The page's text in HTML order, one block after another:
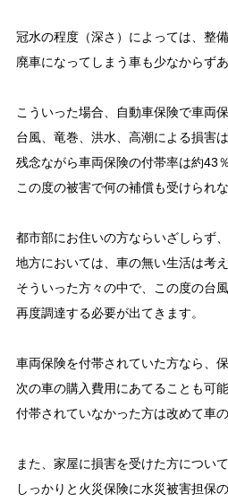
冠水の程度（深さ）によっては、整
廃車になってしまう車も少なからず
こういった場合、自動車保険で車両
台風、竜巻、洪水、高潮による損害
残念ながら車両保険の付帯率は約43
この度の被害で何の補償も受けられ
都市部にお住いの方ならいざしらず、
地方においては、車の無い生活は考
そういった方々の中で、この度の台
再度調達する必要が出てきます。
車両保険を付帯されていた方なら、
次の車の購入費用にあてることも可能
付帯されていなかった方は改めて車
また、家屋に損害を受けた方について
しっかりと火災保険に水災被害担保